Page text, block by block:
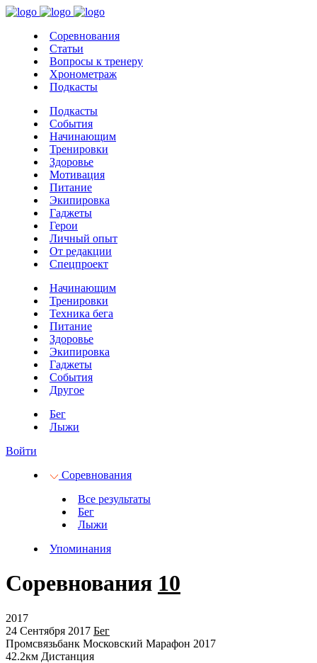
Соревнования
Статьи
Вопросы к тренеру
Хронометраж
Подкасты
Подкасты
События
Начинающим
Тренировки
Здоровье
Мотивация
Питание
Экипировка
Гаджеты
Герои
Личный опыт
От редакции
Спецпроект
Начинающим
Тренировки
Техника бега
Питание
Здоровье
Экипировка
Гаджеты
События
Другое
Бег
Лыжи
Войти
Соревнования
Все результаты
Бег
Лыжи
Упоминания
Соревнования 10
2017
24 Сентября 2017 Бег
Промсвязьбанк Московский Марафон 2017
42.2км Дистанция